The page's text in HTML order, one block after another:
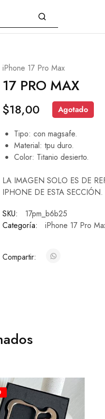
iPhone 17 Pro Max
17 PRO MAX
$18,00 Agotado
Tipo: con magsafe.
Material: tpu duro.
Color: Titanio desierto.
LA IMAGEN SOLO ES DE
IPHONE DE ESTA SECCIÓN.
SKU:
17pm_b6b25
Categoría:
iPhone 17 Pro
Compartir: